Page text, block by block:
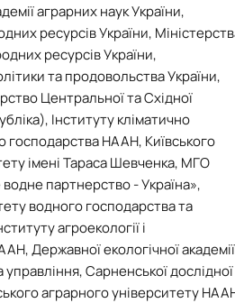
аграрних наук України,
ресурсів України,
ресурсів України,
та продовольства України,
Центральної та Східної
Інституту кліматично
господарства НААН, Київського
імені Тараса Шевченка, МГО
партнерство - Україна»,
водного господарства та
агроекології і
Державної екологічної академії
управління, Сарненської дослідної
аграрного університету